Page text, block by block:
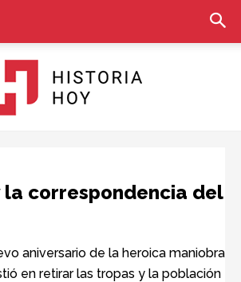
la correspondencia del
aniversario de la heroica maniobra
en retirar las tropas y la población